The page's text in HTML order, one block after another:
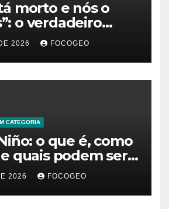
morto e nós o
o verdadeiro
da frase de
2026 FOCOGEO
CATEGORIA
o que é, como
quais podem ser
desse fenômeno
no Brasil e
2026 FOCOGEO